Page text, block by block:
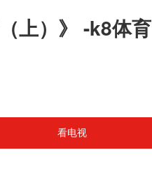
上）》 -k8体育
看电视